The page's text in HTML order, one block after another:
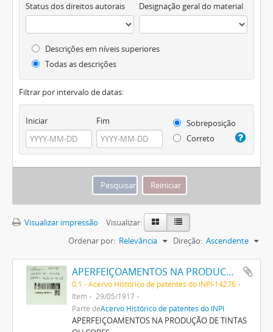
Status dos direitos autorais Designação geral do material
Descrições em níveis superiores
Todas as descrições
Filtrar por intervalo de datas:
Iniciar Fim
Sobreposição
Correto
Visualizar impressão
Visualizar:
Ordenar por: Relevância Direção: Ascendente
APERFEIÇOAMENTOS NA PRODUCÇÃO DE TINTAS OU CORES
0.1 - Acervo Histórico de patentes do INPI-14276
Item
29/05/1917
Parte deAcervo Histórico de patentes do INPI
APERFEIÇOAMENTOS NA PRODUÇÃO DE TINTAS